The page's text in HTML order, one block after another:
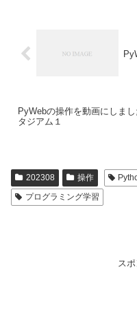
PyWebの操作を動画にしま
タジアム１
202308 操作
プログラミング学習
ス